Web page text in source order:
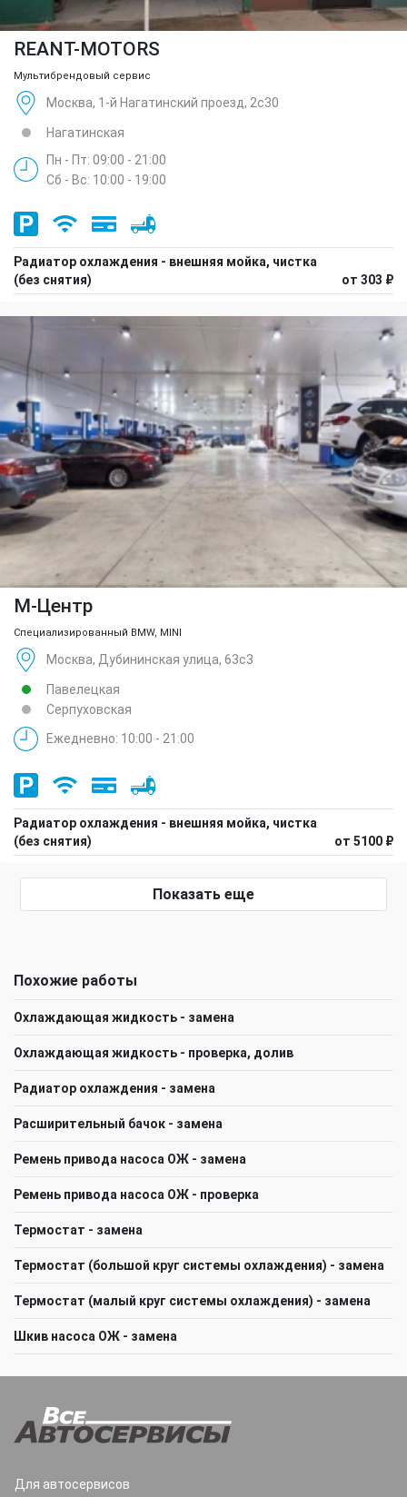
REANT-MOTORS
Мультибрендовый сервис
Москва, 1-й Нагатинский проезд, 2с30
Нагатинская
Пн - Пт: 09:00 - 21:00
Сб - Вс: 10:00 - 19:00
Радиатор охлаждения - внешняя мойка, чистка
(без снятия)
от 303 ₽
М-Центр
Специализированный BMW, MINI
Москва, Дубининская улица, 63с3
Павелецкая
Серпуховская
Ежедневно: 10:00 - 21:00
Радиатор охлаждения - внешняя мойка, чистка
(без снятия)
от 5100 ₽
Показать еще
Похожие работы
Охлаждающая жидкость - замена
Охлаждающая жидкость - проверка, долив
Радиатор охлаждения - замена
Расширительный бачок - замена
Ремень привода насоса ОЖ - замена
Ремень привода насоса ОЖ - проверка
Термостат - замена
Термостат (большой круг системы охлаждения) - замена
Термостат (малый круг системы охлаждения) - замена
Шкив насоса ОЖ - замена
Для автосервисов